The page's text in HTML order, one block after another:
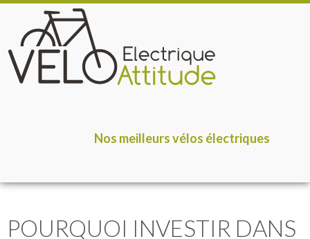
Nos meilleurs vélos électriques
POURQUOI INVESTIR DANS